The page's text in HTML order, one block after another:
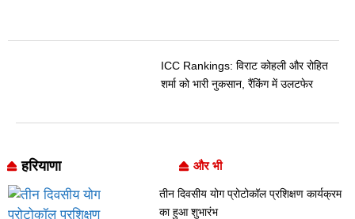
ICC Rankings: विराट कोहली और रोहित
शर्मा को भारी नुकसान, रैंकिंग में उलटफेर
हरियाणा और भी
तीन दिवसीय योग प्रोटोकॉल प्रशिक्षण कार्यक्रम
का हुआ शुभारंभ